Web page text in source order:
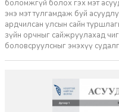
боломжгүй болох гэх мэт
энэ мэт тулгамдаж буй
ардчилсан улсын сайн
зүйн орчныг сайжруулахад
боловсруулсныг энэхүү